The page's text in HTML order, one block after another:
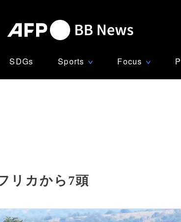
SDGs Sports ∨ Focus ∨
リカから7頭